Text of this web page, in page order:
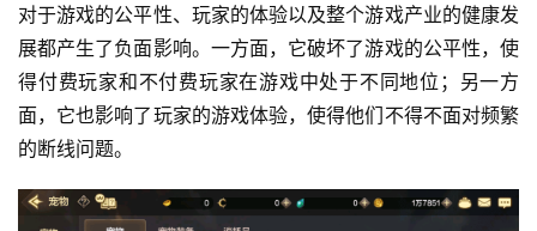
对于游戏的公平性、玩家的体验以及整个游戏产业的健康发
展都产生了负面影响。一方面，它破坏了游戏的公平性，使
得付费玩家和不付费玩家在游戏中处于不同地位；另一方
面，它也影响了玩家的游戏体验，使得他们不得不面对频繁
的断线问题。